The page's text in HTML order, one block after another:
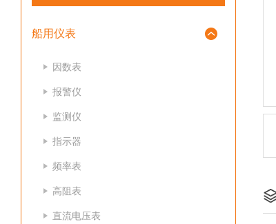
船用仪表
因数表
报警仪
监测仪
指示器
频率表
高阻表
直流电压表